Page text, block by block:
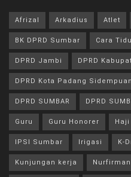
Afrizal Arkadius Atlet
BK DPRD Sumbar Cara
DPRD Jambi DPRD
DPRD Kota Padang Sidempuan
DPRD SUMBAR DPRD
Guru Guru Honorer Haji
IPSI Sumbar Irigasi K-
Kunjungan kerja